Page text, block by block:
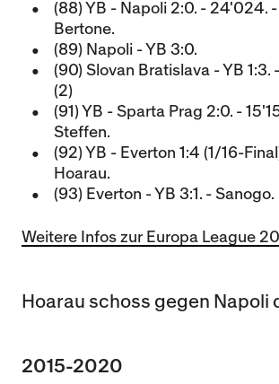
(88) YB - Napoli 2:0. - 24'024. -
Bertone.
(89) Napoli - YB 3:0.
(90) Slovan Bratislava - YB 1:3.
(2)
(91) YB - Sparta Prag 2:0. -
Steffen.
(92) YB - Everton 1:4 (1/16-
Hoarau.
(93) Everton - YB 3:1. - Sanogo.
Weitere Infos zur Europa League
Hoarau schoss gegen Napoli
2015-2020